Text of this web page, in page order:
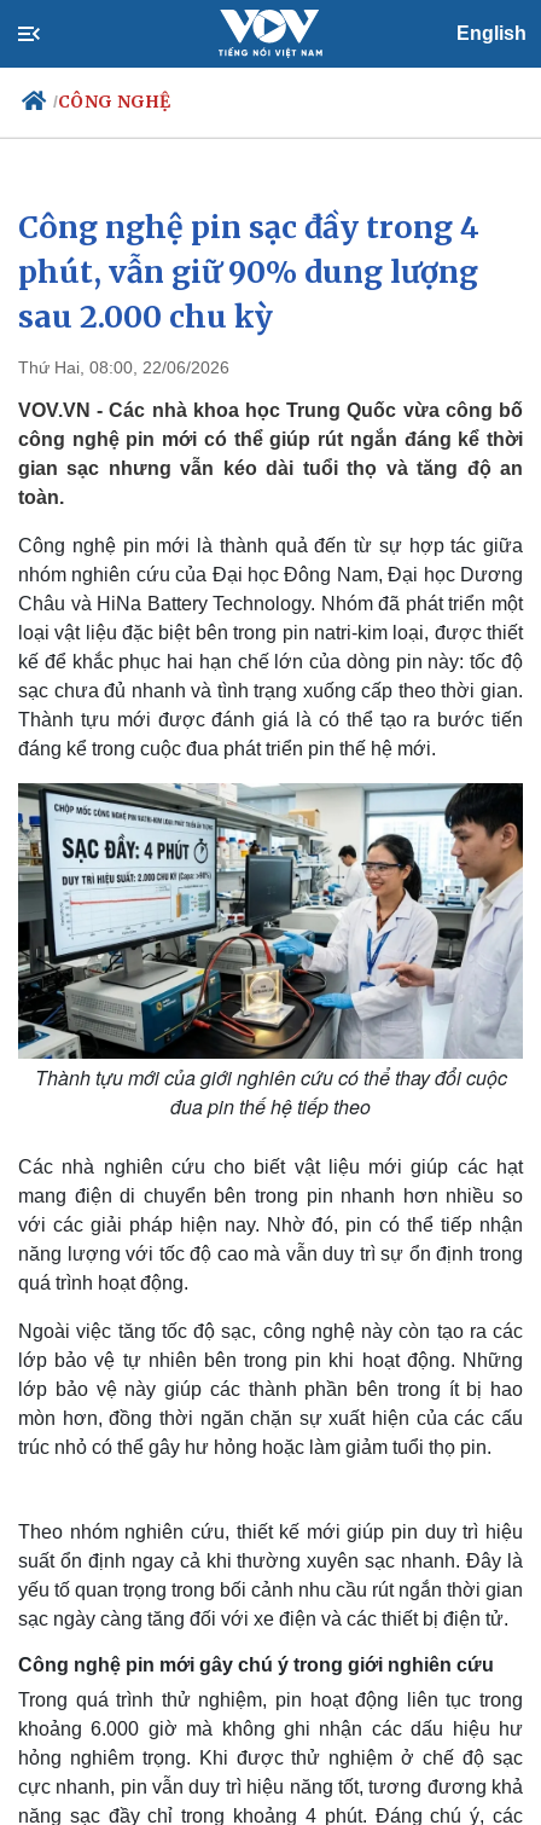
English
/CÔNG NGHỆ
Chính trị
Đảng
Tổ chức nhân sự
Quốc hội
Xã hội
Tin 24h
Dự báo thời tiết
Công nghệ pin sạc đầy trong 4
phút, vẫn giữ 90% dung lượng
sau 2.000 chu kỳ
Thứ Hai, 08:00, 22/06/2026
VOV.VN - Các nhà khoa học Trung Quốc vừa công bố
công nghệ pin mới có thể giúp rút ngắn đáng kể thời
gian sạc nhưng vẫn kéo dài tuổi thọ và tăng độ an
toàn.
Công nghệ pin mới là thành quả đến từ sự hợp tác giữa
nhóm nghiên cứu của Đại học Đông Nam, Đại học Dương
Châu và HiNa Battery Technology. Nhóm đã phát triển một
loại vật liệu đặc biệt bên trong pin natri-kim loại, được thiết
kế để khắc phục hai hạn chế lớn của dòng pin này: tốc độ
sạc chưa đủ nhanh và tình trạng xuống cấp theo thời gian.
Thành tựu mới được đánh giá là có thể tạo ra bước tiến
đáng kể trong cuộc đua phát triển pin thế hệ mới.
Thành tựu mới của giới nghiên cứu có thể thay đổi cuộc
đua pin thế hệ tiếp theo
Các nhà nghiên cứu cho biết vật liệu mới giúp các hạt
mang điện di chuyển bên trong pin nhanh hơn nhiều so
với các giải pháp hiện nay. Nhờ đó, pin có thể tiếp nhận
năng lượng với tốc độ cao mà vẫn duy trì sự ổn định trong
quá trình hoạt động.
Ngoài việc tăng tốc độ sạc, công nghệ này còn tạo ra các
lớp bảo vệ tự nhiên bên trong pin khi hoạt động. Những
lớp bảo vệ này giúp các thành phần bên trong ít bị hao
mòn hơn, đồng thời ngăn chặn sự xuất hiện của các cấu
trúc nhỏ có thể gây hư hỏng hoặc làm giảm tuổi thọ pin.
Theo nhóm nghiên cứu, thiết kế mới giúp pin duy trì hiệu
suất ổn định ngay cả khi thường xuyên sạc nhanh. Đây là
yếu tố quan trọng trong bối cảnh nhu cầu rút ngắn thời gian
sạc ngày càng tăng đối với xe điện và các thiết bị điện tử.
Công nghệ pin mới gây chú ý trong giới nghiên cứu
Trong quá trình thử nghiệm, pin hoạt động liên tục trong
khoảng 6.000 giờ mà không ghi nhận các dấu hiệu hư
hỏng nghiêm trọng. Khi được thử nghiệm ở chế độ sạc
cực nhanh, pin vẫn duy trì hiệu năng tốt, tương đương khả
năng sạc đầy chỉ trong khoảng 4 phút. Đáng chú ý, các